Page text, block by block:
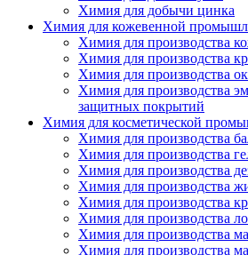
Химия для добычи цинка
Химия для кожевенной
Химия для производства
Химия для производства
Химия для производства
Химия для производства
защитных покрытий
Химия для косметической
Химия для производства
Химия для производства
Химия для производства
Химия для производства
Химия для производства
Химия для производства
Химия для производства
Химия для производства